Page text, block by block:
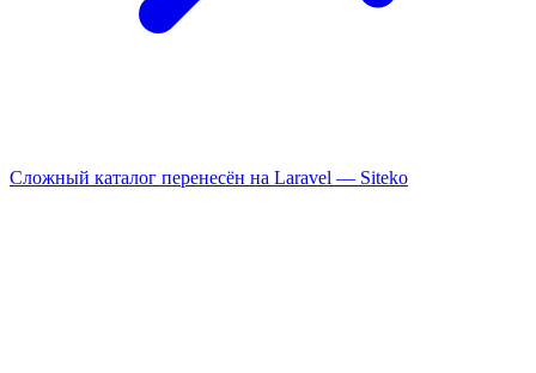
Сложный каталог перенесён на Laravel — Siteko